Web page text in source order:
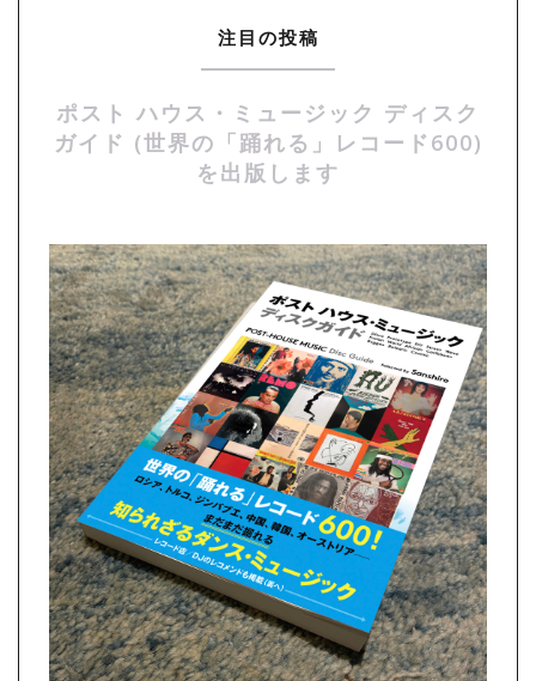
注目の投稿
ポスト ハウス・ミュージック ディスク
ガイド (世界の「踊れる」レコード600)
を出版します